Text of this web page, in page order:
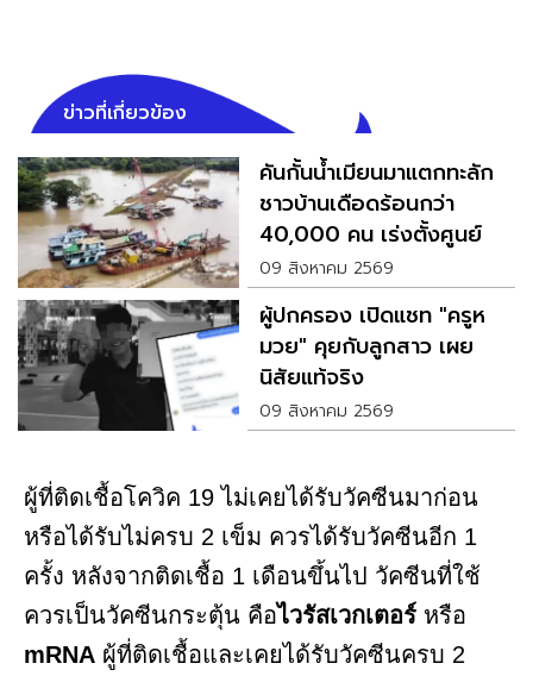
ข่าวที่เกี่ยวข้อง
คันกั้นน้ำเมียนมาแตกทะลัก
ชาวบ้านเดือดร้อนกว่า
40,000 คน เร่งตั้งศูนย์
อพยพช่วยเหลือ
09 สิงหาคม 2569
ผู้ปกครอง เปิดแชท "ครูห
มวย" คุยกับลูกสาว เผย
นิสัยแท้จริง
09 สิงหาคม 2569
ผู้ที่ติดเชื้อโควิค 19 ไม่เคยได้รับวัคซีนมาก่อน
หรือได้รับไม่ครบ 2 เข็ม ควรได้รับวัคซีนอีก 1
ครั้ง หลังจากติดเชื้อ 1 เดือนขึ้นไป วัคซีนที่ใช้
ควรเป็นวัคซีนกระตุ้น คือไวรัสเวกเตอร์ หรือ
mRNA ผู้ที่ติดเชื้อและเคยได้รับวัคซีนครบ 2